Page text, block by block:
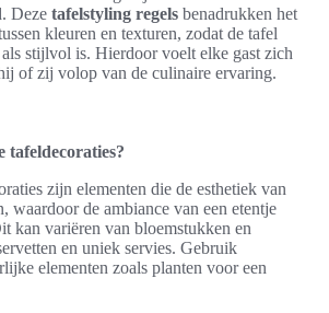
Deze tafelstyling regels benadrukken het
kleuren en texturen, zodat de tafel
stijlvol is. Hierdoor voelt elke gast zich
of zij volop van de culinaire ervaring.
tafeldecoraties?
zijn elementen die de esthetiek van
waardoor de ambiance van een etentje
kan variëren van bloemstukken en
en uniek servies. Gebruik
elementen zoals planten voor een